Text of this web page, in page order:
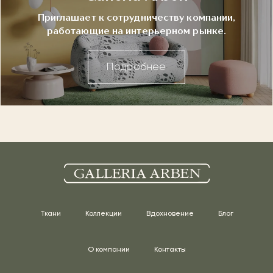
Приглашает к сотрудничеству компании,
работающие на интерьерном рынке.
Подробнее
Ткани Коллекции Вдохновение Блог
О компании Контакты